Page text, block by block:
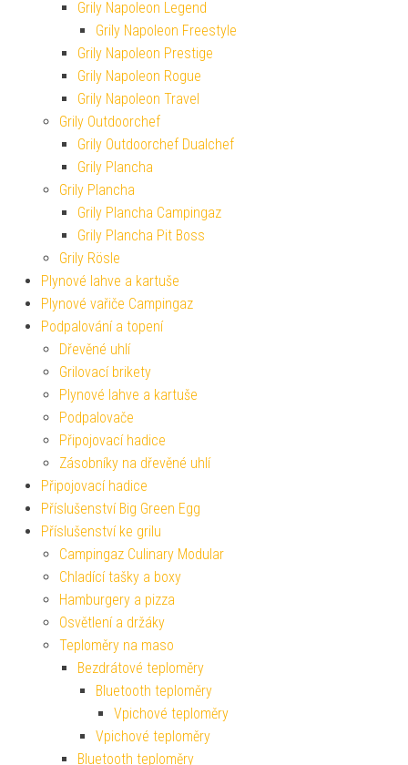
Grily Napoleon Legend
Grily Napoleon Freestyle
Grily Napoleon Prestige
Grily Napoleon Rogue
Grily Napoleon Travel
Grily Outdoorchef
Grily Outdoorchef Dualchef
Grily Plancha
Grily Plancha
Grily Plancha Campingaz
Grily Plancha Pit Boss
Grily Rösle
Plynové lahve a kartuše
Plynové vařiče Campingaz
Podpalování a topení
Dřevěné uhlí
Grilovací brikety
Plynové lahve a kartuše
Podpalovače
Připojovací hadice
Zásobníky na dřevěné uhlí
Připojovací hadice
Příslušenství Big Green Egg
Příslušenství ke grilu
Campingaz Culinary Modular
Chladící tašky a boxy
Hamburgery a pizza
Osvětlení a držáky
Teploměry na maso
Bezdrátové teploměry
Bluetooth teploměry
Vpichové teploměry
Vpichové teploměry
Bluetooth teploměry